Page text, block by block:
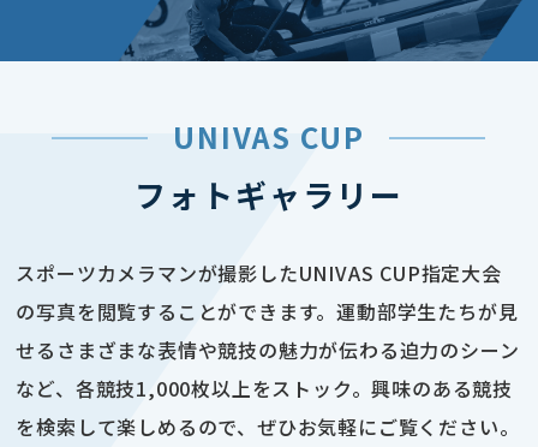
UNIVAS CUP
フォトギャラリー
スポーツカメラマンが撮影したUNIVAS CUP指定大会
の写真を閲覧することができます。運動部学生たちが見
せるさまざまな表情や競技の魅力が伝わる迫力のシーン
など、各競技1,000枚以上をストック。興味のある競技
を検索して楽しめるので、ぜひお気軽にご覧ください。